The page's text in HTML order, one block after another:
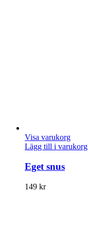
Visa varukorg
Lägg till i varukorg
Eget snus
149 kr